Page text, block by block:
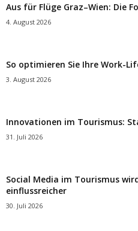
Aus für Flüge Graz–Wien: Die
4. August 2026
So optimieren Sie Ihre Work-
3. August 2026
Innovationen im Tourismus:
31. Juli 2026
Social Media im Tourismus
einflussreicher
30. Juli 2026